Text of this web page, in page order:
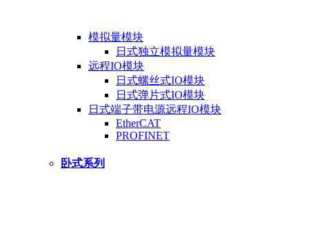
模拟量模块
日式独立模拟量模块
远程IO模块
日式螺丝式IO模块
日式弹片式IO模块
日式端子带电源远程IO模块
EtherCAT
PROFINET
卧式系列